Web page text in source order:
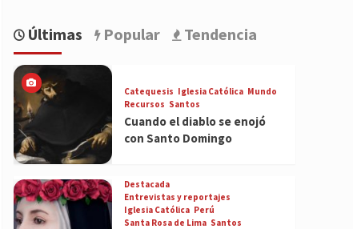
Últimas Popular Tendencia
Catequesis Iglesia Católica Mundo
Recursos Santos
Cuando el diablo se enojó
con Santo Domingo
Destacada
Entrevistas y reportajes
Iglesia Católica Perú
Santa Rosa de Lima Santos